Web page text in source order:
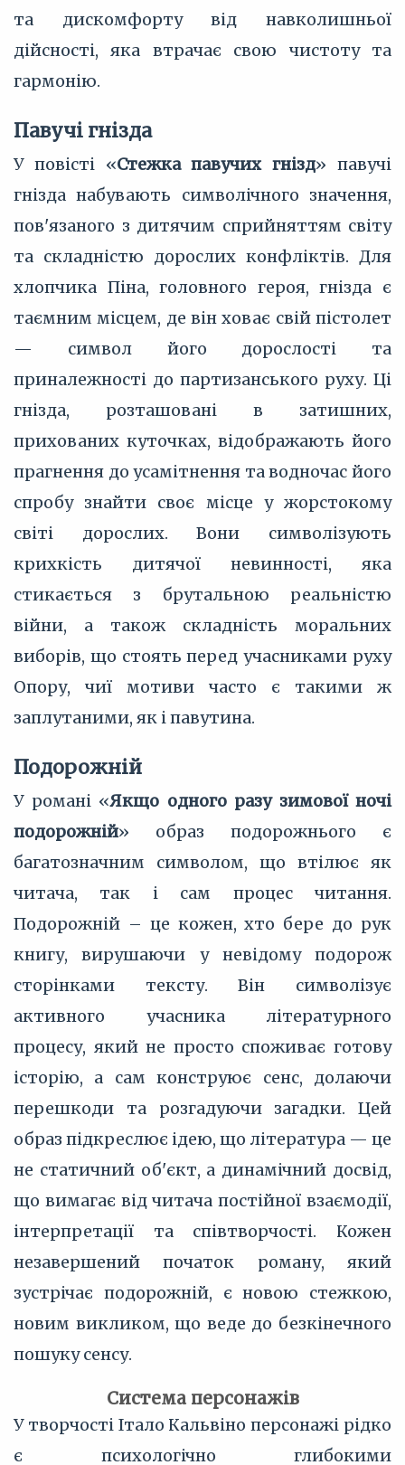
та дискомфорту від навколишньої
дійсності, яка втрачає свою чистоту та
гармонію.
Павучі гнізда
У повісті «Стежка павучих гнізд» павучі
гнізда набувають символічного значення,
пов'язаного з дитячим сприйняттям світу
та складністю дорослих конфліктів. Для
хлопчика Піна, головного героя, гнізда є
таємним місцем, де він ховає свій пістолет
— символ його дорослості та
приналежності до партизанського руху. Ці
гнізда, розташовані в затишних,
прихованих куточках, відображають його
прагнення до усамітнення та водночас його
спробу знайти своє місце у жорстокому
світі дорослих. Вони символізують
крихкість дитячої невинності, яка
стикається з брутальною реальністю
війни, а також складність моральних
виборів, що стоять перед учасниками руху
Опору, чиї мотиви часто є такими ж
заплутаними, як і павутина.
Подорожній
У романі «Якщо одного разу зимової ночі
подорожній» образ подорожнього є
багатозначним символом, що втілює як
читача, так і сам процес читання.
Подорожній – це кожен, хто бере до рук
книгу, вирушаючи у невідому подорож
сторінками тексту. Він символізує
активного учасника літературного
процесу, який не просто споживає готову
історію, а сам конструює сенс, долаючи
перешкоди та розгадуючи загадки. Цей
образ підкреслює ідею, що література — це
не статичний об'єкт, а динамічний досвід,
що вимагає від читача постійної взаємодії,
інтерпретації та співтворчості. Кожен
незавершений початок роману, який
зустрічає подорожній, є новою стежкою,
новим викликом, що веде до безкінечного
пошуку сенсу.
Система персонажів
У творчості Італо Кальвіно персонажі рідко
є психологічно глибокими